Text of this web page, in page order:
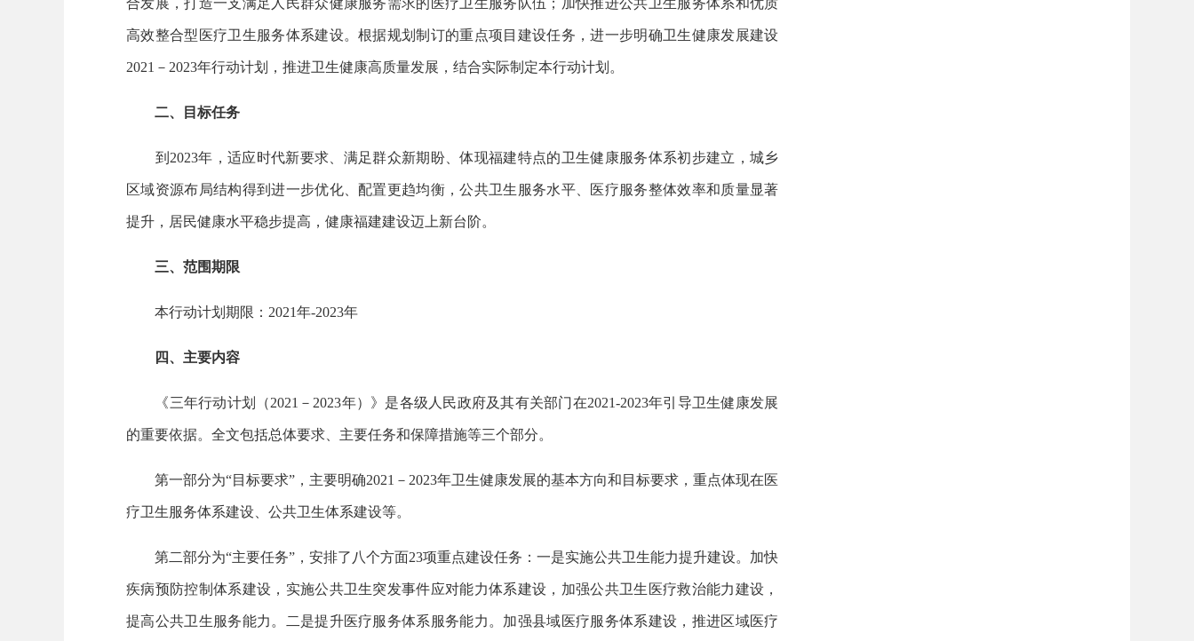
高效整合型医疗卫生服务体系建设。根据规划制订的重点项目建设任务，进一步明确卫生健康发展建设
2021－2023年行动计划，推进卫生健康高质量发展，结合实际制定本行动计划。
二、目标任务
到2023年，适应时代新要求、满足群众新期盼、体现福建特点的卫生健康服务体系初步建立，城乡
区域资源布局结构得到进一步优化、配置更趋均衡，公共卫生服务水平、医疗服务整体效率和质量显著
提升，居民健康水平稳步提高，健康福建建设迈上新台阶。
三、范围期限
本行动计划期限：2021年-2023年
四、主要内容
《三年行动计划（2021－2023年）》是各级人民政府及其有关部门在2021-2023年引导卫生健康发展
的重要依据。全文包括总体要求、主要任务和保障措施等三个部分。
第一部分为“目标要求”，主要明确2021－2023年卫生健康发展的基本方向和目标要求，重点体现在医
疗卫生服务体系建设、公共卫生体系建设等。
第二部分为“主要任务”，安排了八个方面23项重点建设任务：一是实施公共卫生能力提升建设。加快
疾病预防控制体系建设，实施公共卫生突发事件应对能力体系建设，加强公共卫生医疗救治能力建设，
提高公共卫生服务能力。二是提升医疗服务体系服务能力。加强县域医疗服务体系建设，推进区域医疗